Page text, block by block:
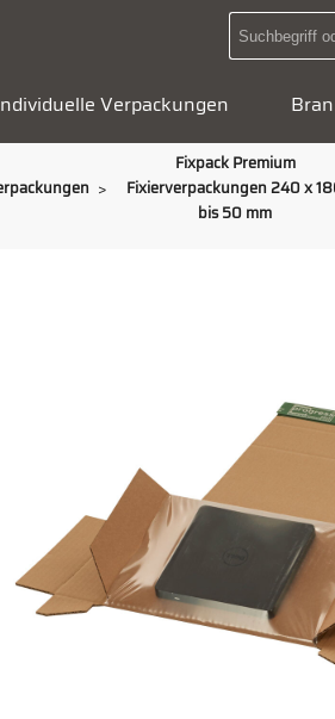
Verpackungen
>
Fixpack Premium
Fixierverpackungen 240 x
bis 50 mm